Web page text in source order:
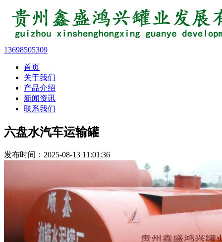
13698505309
首页
关于我们
产品介绍
新闻资讯
联系我们
六盘水汽车运输罐
发布时间：2025-08-13 11:01:36